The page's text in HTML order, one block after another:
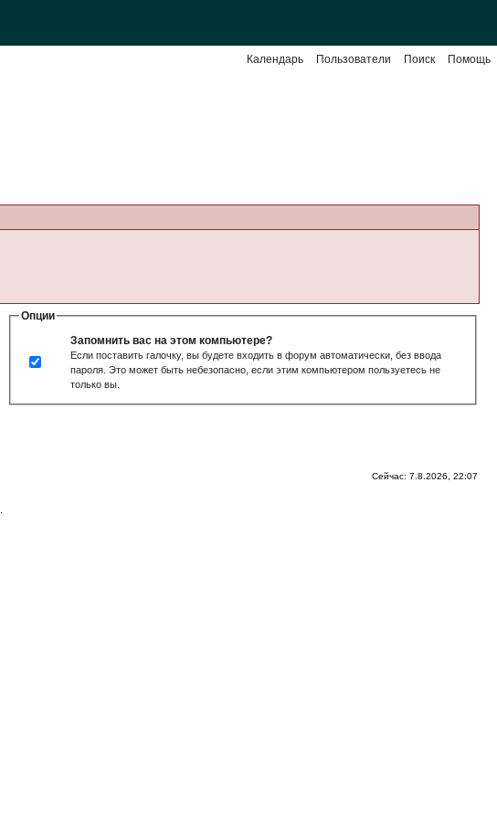
Помощь
Поиск
Пользователи
Календарь
Опции
Запомнить вас на этом компьютере?
Если поставить галочку, вы будете входить в форум автоматически, без ввода
пароля. Это может быть небезопасно, если этим компьютером пользуетесь не
только вы.
Сейчас: 7.8.2026, 22:07